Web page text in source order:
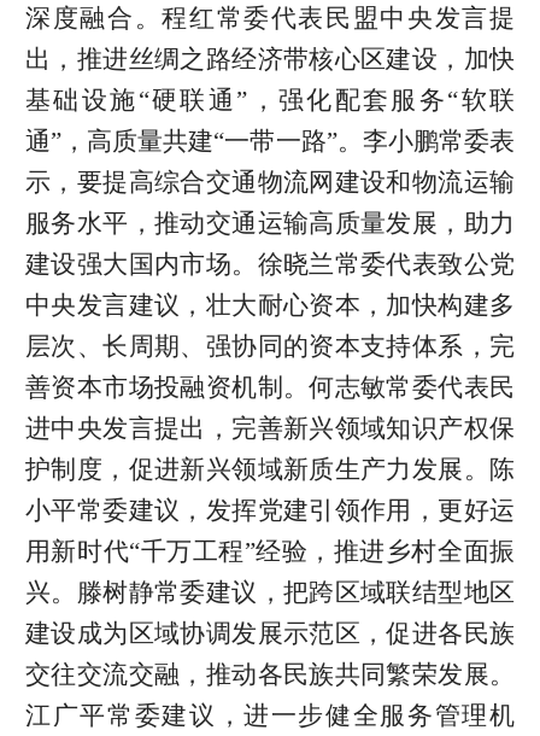
深度融合。程红常委代表民盟中央发言提
出，推进丝绸之路经济带核心区建设，加快
基础设施“硬联通”，强化配套服务“软联
通”，高质量共建“一带一路”。李小鹏常委表
示，要提高综合交通物流网建设和物流运输
服务水平，推动交通运输高质量发展，助力
建设强大国内市场。徐晓兰常委代表致公党
中央发言建议，壮大耐心资本，加快构建多
层次、长周期、强协同的资本支持体系，完
善资本市场投融资机制。何志敏常委代表民
进中央发言提出，完善新兴领域知识产权保
护制度，促进新兴领域新质生产力发展。陈
小平常委建议，发挥党建引领作用，更好运
用新时代“千万工程”经验，推进乡村全面振
兴。滕树静常委建议，把跨区域联结型地区
建设成为区域协调发展示范区，促进各民族
交往交流交融，推动各民族共同繁荣发展。
江广平常委建议，进一步健全服务管理机